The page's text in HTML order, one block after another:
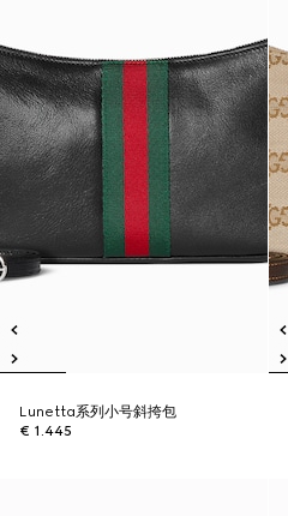
Lunetta系列小号斜挎包
€ 1.445